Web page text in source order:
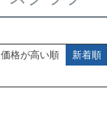
価格が高い順 新着順